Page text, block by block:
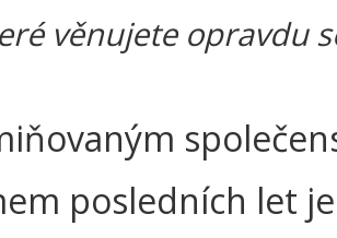
věnujete opravdu
posledních let je